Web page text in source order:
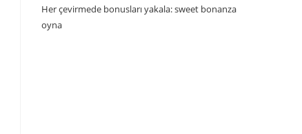
Her çevirmede bonusları yakala: sweet bonanza
oyna